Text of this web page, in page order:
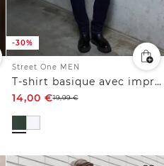
-30%
Street One MEN
T-shirt basique avec impression sur le devant
14,00 €19,99€